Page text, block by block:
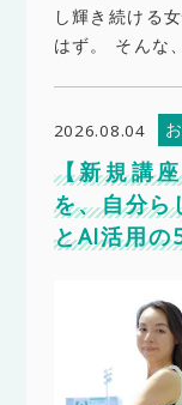
し輝き続ける
はず。 そんな
2026.08.04
【新規講
を、自分ら
とAI活用の